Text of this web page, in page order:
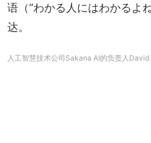
语（“わかる人にはわかるよ
达。
人工智慧技术公司Sakana AI的负责人David